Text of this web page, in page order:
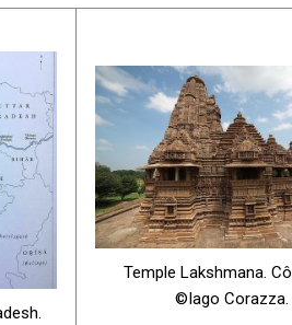
Temple Lakshmana.
©Iago Corazza.